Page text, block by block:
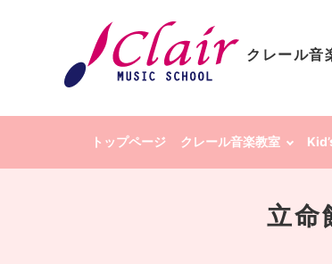
クレール音
トップページ クレール音楽教室
立命